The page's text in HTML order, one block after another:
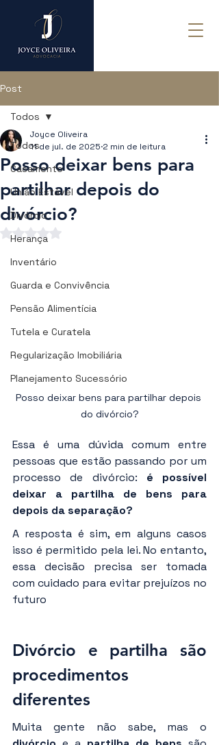
Post
Todos
Casamento
União Estável
Divórcio
Herança
Inventário
Guarda e Convivência
Pensão Alimentícia
Tutela e Curatela
Regularização Imobiliária
Planejamento Sucessório
Todos
Posso deixar bens para
partilhar depois do
divórcio?
Joyce Oliveira
11 de jul. de 2025 2 min de leitura
Avaliado com NaN de 5 estrelas.
Posso deixar bens para partilhar depois
do divórcio?
Essa é uma dúvida comum entre
pessoas que estão passando por um
processo de divórcio: é possível
deixar a partilha de bens para
depois da separação?
A resposta é sim, em alguns casos
isso é permitido pela lei. No entanto,
essa decisão precisa ser tomada
com cuidado para evitar prejuízos no
futuro
Divórcio e partilha são
procedimentos
diferentes